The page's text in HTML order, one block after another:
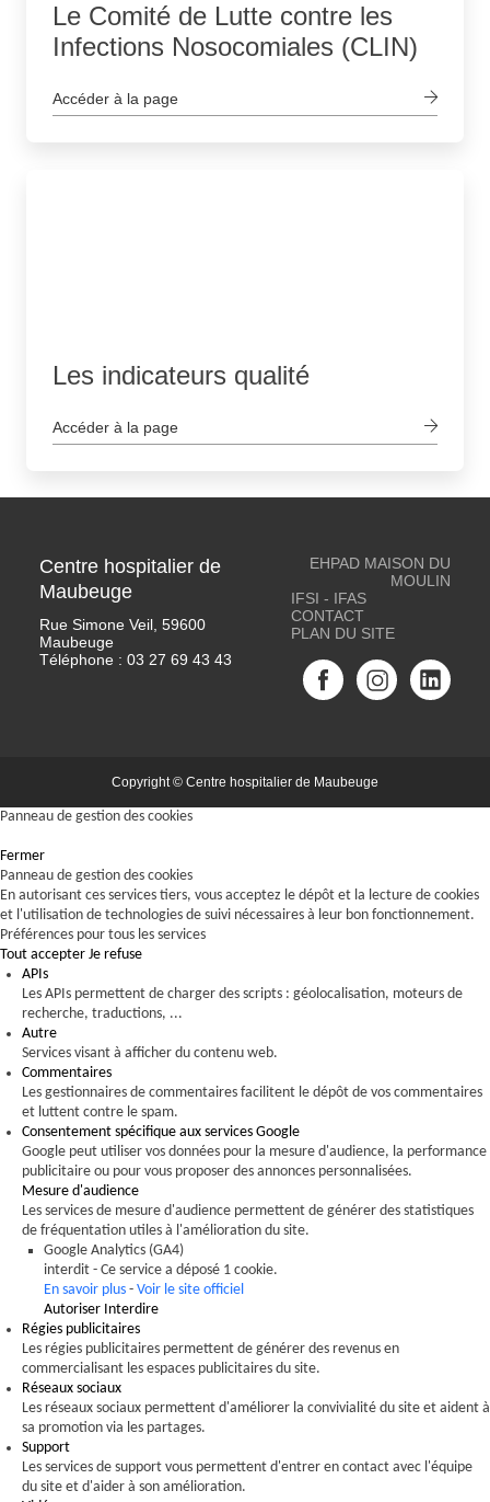
Le Comité de Lutte contre les
Infections Nosocomiales (CLIN)
Accéder à la page
Les indicateurs qualité
Accéder à la page
Centre hospitalier de
Maubeuge
Rue Simone Veil, 59600
Maubeuge
Téléphone : 03 27 69 43 43
EHPAD MAISON DU
MOULIN
IFSI - IFAS
CONTACT
PLAN DU SITE
Copyright © Centre hospitalier de Maubeuge
Panneau de gestion des cookies
Fermer
Panneau de gestion des cookies
En autorisant ces services tiers, vous acceptez le dépôt et la lecture de cookies
et l'utilisation de technologies de suivi nécessaires à leur bon fonctionnement.
Préférences pour tous les services
Tout accepter Je refuse
APIs
Les APIs permettent de charger des scripts : géolocalisation, moteurs de
recherche, traductions, ...
Autre
Services visant à afficher du contenu web.
Commentaires
Les gestionnaires de commentaires facilitent le dépôt de vos commentaires
et luttent contre le spam.
Consentement spécifique aux services Google
Google peut utiliser vos données pour la mesure d'audience, la performance
publicitaire ou pour vous proposer des annonces personnalisées.
Mesure d'audience
Les services de mesure d'audience permettent de générer des statistiques
de fréquentation utiles à l'amélioration du site.
Google Analytics (GA4)
interdit - Ce service a déposé 1 cookie.
En savoir plus - Voir le site officiel
Autoriser Interdire
Régies publicitaires
Les régies publicitaires permettent de générer des revenus en
commercialisant les espaces publicitaires du site.
Réseaux sociaux
Les réseaux sociaux permettent d'améliorer la convivialité du site et aident à
sa promotion via les partages.
Support
Les services de support vous permettent d'entrer en contact avec l'équipe
du site et d'aider à son amélioration.